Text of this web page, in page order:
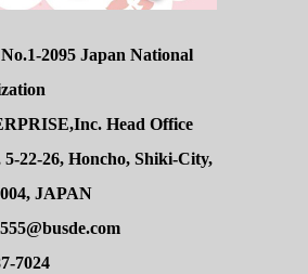
2095 Japan National
Head Office
22-26, Honcho, Shiki-City,
JAPAN
7024